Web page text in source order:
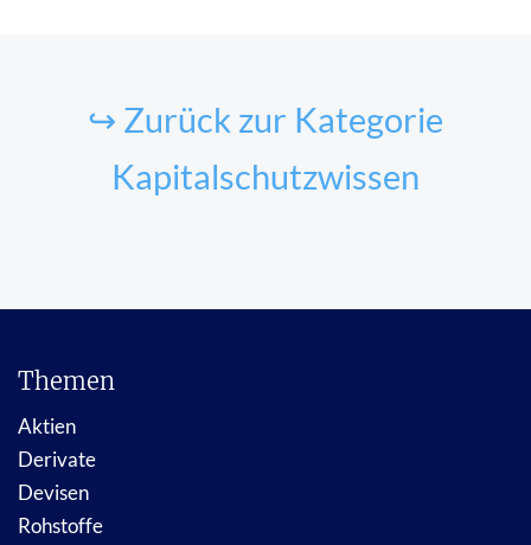
↪ Zurück zur Kategorie
Kapitalschutzwissen
Themen
Aktien
Derivate
Devisen
Rohstoffe